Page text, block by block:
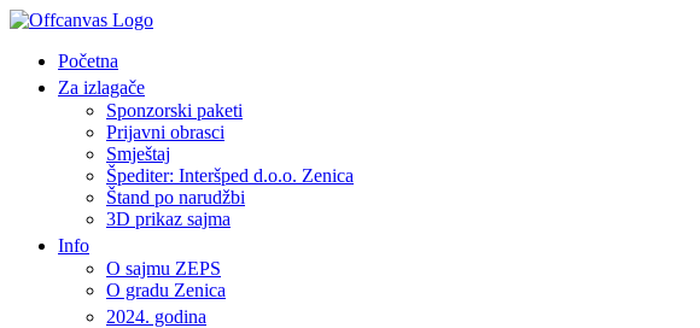
Početna
Za izlagače
Sponzorski paketi
Prijavni obrasci
Smještaj
Špediter: Interšped d.o.o. Zenica
Štand po narudžbi
3D prikaz sajma
Info
O sajmu ZEPS
O gradu Zenica
2024. godina